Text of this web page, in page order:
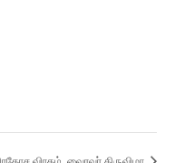
விரதம், வைரவர் திருவிழா